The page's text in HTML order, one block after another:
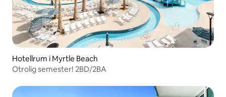
Hotellrum i Myrtle Beach
Otrolig semester! 2BD/2BA